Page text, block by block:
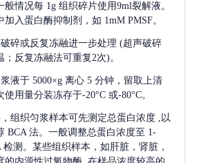
般情况每 1g 组织碎片使用9ml裂解液。
入蛋白酶抑制剂，如 1mM PMSF。
碎或反复冻融进一步处理 (超声破碎
反复冻融法可重复2次)。
液于 5000×g 离心 5 分钟，留取上清
用量分装冻存于-20°C 或-80°C。
组织匀浆样本可先测定总蛋白浓度 ,以
BCA 法。一般调整总蛋白浓度至 1-
测。某些组织样本，如肝脏，肾脏，